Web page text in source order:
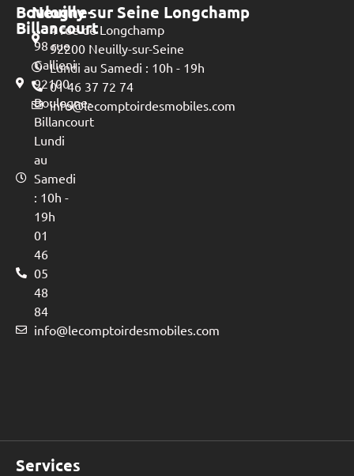
Boulogne-
Billancourt
98 rue
Gallieni
92100
Boulogne-
Billancourt
Lundi
au
Samedi
: 10h -
19h
01
46
05
48
84
info@lecomptoirdesmobiles.com
Neuilly sur Seine Longchamp
4 rue de Longchamp
92200 Neuilly-sur-Seine
Lundi au Samedi : 10h - 19h
01 46 37 72 74
info@lecomptoirdesmobiles.com
Services